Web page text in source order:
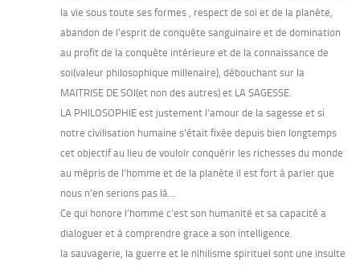
la vie sous toute ses formes , respect de soi et de la planète,
abandon de l’esprit de conquête sanguinaire et de domination
au profit de la conquête intérieure et de la connaissance de
soi(valeur philosophique millenaire), débouchant sur la
MAITRISE DE SOI(et non des autres) et LA SAGESSE.
LA PHILOSOPHIE est justement l’amour de la sagesse et si
notre civilisation humaine s’était fixée depuis bien longtemps
cet objectif au lieu de vouloir conquérir les richesses du monde
au mépris de l’homme et de la planète il est fort à parier que
nous n’en serions pas là…
Ce qui honore l’homme c’est son humanité et sa capacité a
dialoguer et à comprendre grace a son intelligence.
la sauvagerie, la guerre et le nihilisme spirituel sont une insulte